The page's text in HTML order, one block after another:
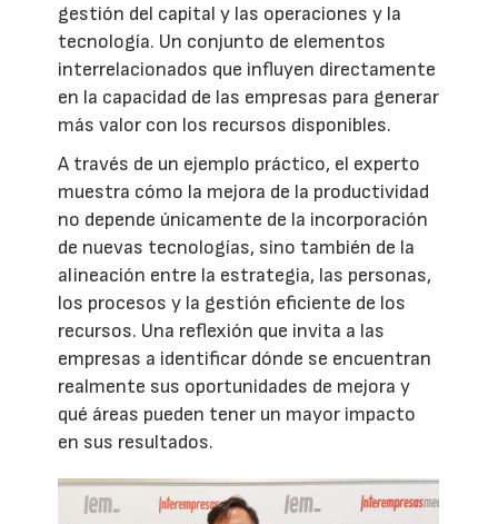
gestión del capital y las operaciones y la
tecnología. Un conjunto de elementos
interrelacionados que influyen directamente
en la capacidad de las empresas para generar
más valor con los recursos disponibles.
A través de un ejemplo práctico, el experto
muestra cómo la mejora de la productividad
no depende únicamente de la incorporación
de nuevas tecnologías, sino también de la
alineación entre la estrategia, las personas,
los procesos y la gestión eficiente de los
recursos. Una reflexión que invita a las
empresas a identificar dónde se encuentran
realmente sus oportunidades de mejora y
qué áreas pueden tener un mayor impacto
en sus resultados.